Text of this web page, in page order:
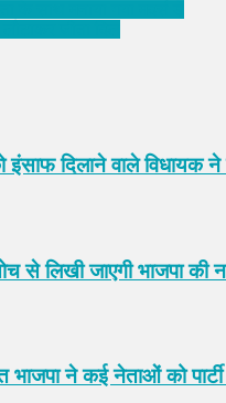
इंसाफ दिलाने वाले विधायक
से लिखी जाएगी भाजपा की
ने कई नेताओं को